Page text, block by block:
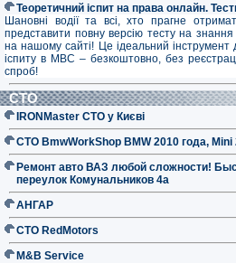
Теоретичний іспит на права онлайн.
Шановні водії та всі, хто прагне
представити повну версію тесту на
на нашому сайті! Це ідеальний інструмент
іспиту в МВС – безкоштовно, без
спроб!
СТО
IRONMaster СТО у Києві
СТО BmwWorkShop BMW 2010 года, Mini
Ремонт авто ВАЗ любой сложности!
переулок Комунальников 4а
АНГАР
СТО RedMotors
M&B Service